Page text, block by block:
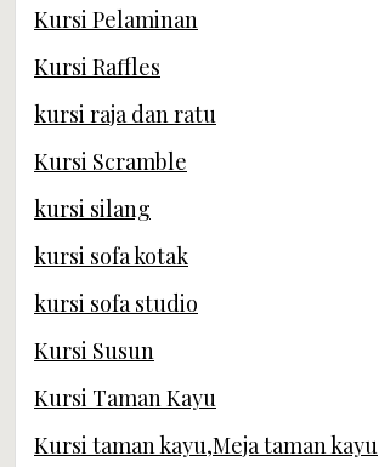
Kursi Pelaminan
Kursi Raffles
kursi raja dan ratu
Kursi Scramble
kursi silang
kursi sofa kotak
kursi sofa studio
Kursi Susun
Kursi Taman Kayu
Kursi taman kayu,Meja taman kayu